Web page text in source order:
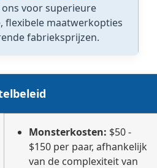
voor superieure
flexibele maatwerkopties
fabrieksprijzen.
Monsterkosten: $50 -
$150 per paar, afhankelijk
van de complexiteit van